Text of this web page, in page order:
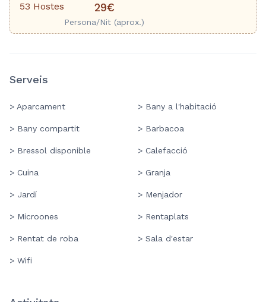
53 Hostes
29€
Persona/Nit (aprox.)
Serveis
> Aparcament > Bany a l'habitació
> Bany compartit > Barbacoa
> Bressol disponible > Calefacció
> Cuina > Granja
> Jardí > Menjador
> Microones > Rentaplats
> Rentat de roba > Sala d'estar
> Wifi